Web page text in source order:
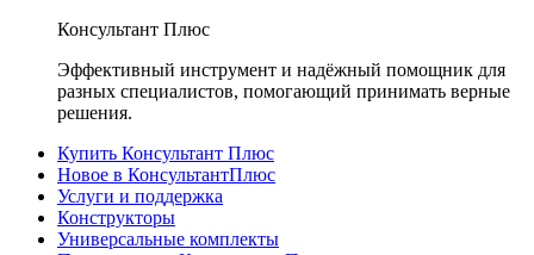
Консультант Плюс
Эффективный инструмент и надёжный помощник для
разных специалистов, помогающий принимать верные
решения.
Купить Консультант Плюс
Новое в КонсультантПлюс
Услуги и поддержка
Конструкторы
Универсальные комплекты